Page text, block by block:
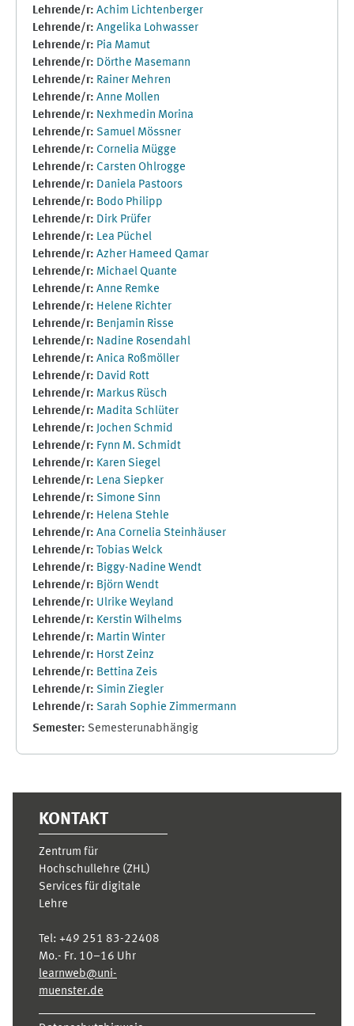
Lehrende/r: Achim Lichtenberger
Lehrende/r: Angelika Lohwasser
Lehrende/r: Pia Mamut
Lehrende/r: Dörthe Masemann
Lehrende/r: Rainer Mehren
Lehrende/r: Anne Mollen
Lehrende/r: Nexhmedin Morina
Lehrende/r: Samuel Mössner
Lehrende/r: Cornelia Mügge
Lehrende/r: Carsten Ohlrogge
Lehrende/r: Daniela Pastoors
Lehrende/r: Bodo Philipp
Lehrende/r: Dirk Prüfer
Lehrende/r: Lea Püchel
Lehrende/r: Azher Hameed Qamar
Lehrende/r: Michael Quante
Lehrende/r: Anne Remke
Lehrende/r: Helene Richter
Lehrende/r: Benjamin Risse
Lehrende/r: Nadine Rosendahl
Lehrende/r: Anica Roßmöller
Lehrende/r: David Rott
Lehrende/r: Markus Rüsch
Lehrende/r: Madita Schlüter
Lehrende/r: Jochen Schmid
Lehrende/r: Fynn M. Schmidt
Lehrende/r: Karen Siegel
Lehrende/r: Lena Siepker
Lehrende/r: Simone Sinn
Lehrende/r: Helena Stehle
Lehrende/r: Ana Cornelia Steinhäuser
Lehrende/r: Tobias Welck
Lehrende/r: Biggy-Nadine Wendt
Lehrende/r: Björn Wendt
Lehrende/r: Ulrike Weyland
Lehrende/r: Kerstin Wilhelms
Lehrende/r: Martin Winter
Lehrende/r: Horst Zeinz
Lehrende/r: Bettina Zeis
Lehrende/r: Simin Ziegler
Lehrende/r: Sarah Sophie Zimmermann
Semester: Semesterunabhängig
KONTAKT
Zentrum für
Hochschullehre (ZHL)
Services für digitale
Lehre
Tel: +49 251 83-22408
Mo.- Fr. 10–16 Uhr
learnweb@uni-
muenster.de